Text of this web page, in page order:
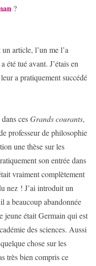
?
article, l’un me l’a
été tué avant. J’étais en
a pratiquement succédé
dans cesGrands courants,
professeur de philosophie
une thèse sur les
son entrée dans
vraiment complètement
nez ! J’ai introduit un
a beaucoup abandonnée
jeune était Germain qui est
des sciences. Aussi
chose sur les
très bien compris ce